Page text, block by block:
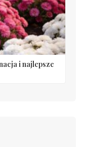
i najlepsze